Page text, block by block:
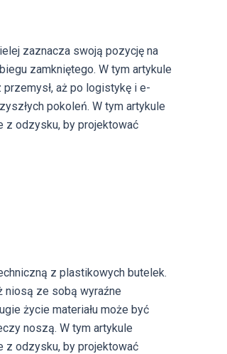
zaznacza swoją pozycję na
zamkniętego. W tym artykule
aż po logistykę i e-
pokoleń. W tym artykule
z odzysku, by projektować
z plastikowych butelek.
niosą ze sobą wyraźne
życie materiału może być
noszą. W tym artykule
z odzysku, by projektować